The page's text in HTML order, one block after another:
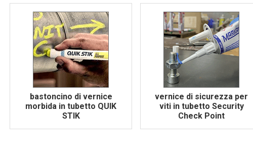
bastoncino di vernice
morbida in tubetto QUIK
STIK
vernice di sicurezza per
viti in tubetto Security
Check Point